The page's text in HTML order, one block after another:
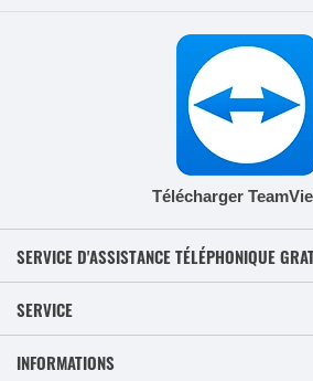
Télécharger
SERVICE D'ASSISTANCE TÉLÉPHONIQUE
SERVICE
INFORMATIONS